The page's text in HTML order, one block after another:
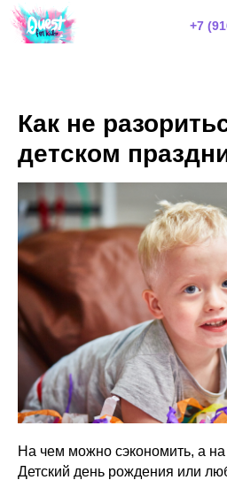
+7
Как не
детском
На чем можно сэкономить, а
Детский день рождения или